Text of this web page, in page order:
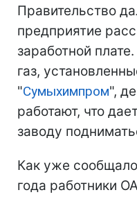
Правительство
предприятие
заработной
газ,
"Сумыхимпром",
работают, что
заводу
Как уже
года работники